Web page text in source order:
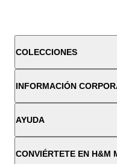
COLECCIONES
INFORMACIÓN
AYUDA
CONVIÉRTETE EN H&M